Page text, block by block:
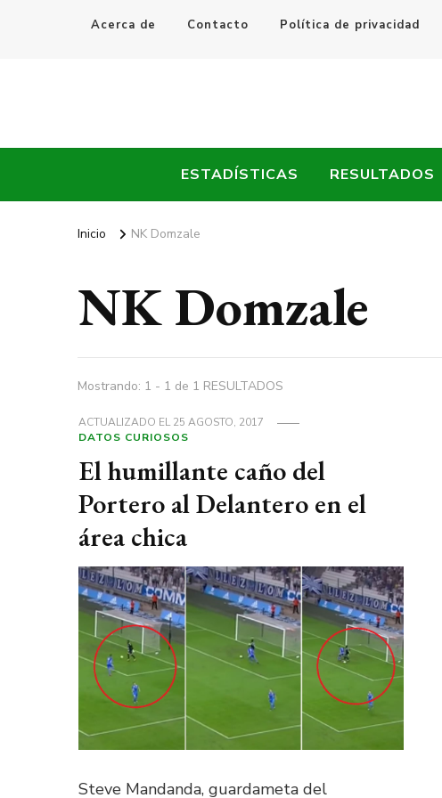
Acerca de Contacto Política de privacidad
Every Fútbol
ESTADÍSTICAS RESULTADOS
Inicio NK Domzale
NK Domzale
Mostrando: 1 - 1 de 1 RESULTADOS
ACTUALIZADO EL25 AGOSTO, 2017
DATOS CURIOSOS
El humillante caño del
Portero al Delantero en el
área chica
Steve Mandanda, guardameta del